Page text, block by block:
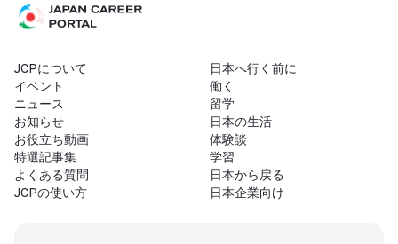
JCPについて
イベント
ニュース
お知らせ
お役立ち動画
特選記事集
よくある質問
JCPの使い方
日本へ行く前に
働く
留学
日本の生活
体験談
学習
日本から戻る
日本企業向け